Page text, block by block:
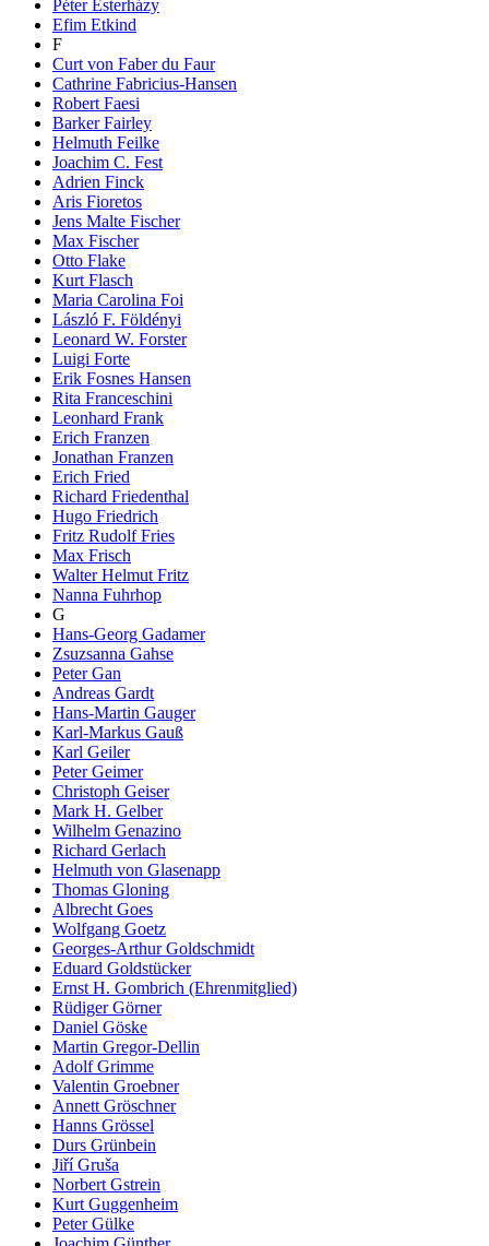
Péter Esterházy
Efim Etkind
F
Curt von Faber du Faur
Cathrine Fabricius-Hansen
Robert Faesi
Barker Fairley
Helmuth Feilke
Joachim C. Fest
Adrien Finck
Aris Fioretos
Jens Malte Fischer
Max Fischer
Otto Flake
Kurt Flasch
Maria Carolina Foi
László F. Földényi
Leonard W. Forster
Luigi Forte
Erik Fosnes Hansen
Rita Franceschini
Leonhard Frank
Erich Franzen
Jonathan Franzen
Erich Fried
Richard Friedenthal
Hugo Friedrich
Fritz Rudolf Fries
Max Frisch
Walter Helmut Fritz
Nanna Fuhrhop
G
Hans-Georg Gadamer
Zsuzsanna Gahse
Peter Gan
Andreas Gardt
Hans-Martin Gauger
Karl-Markus Gauß
Karl Geiler
Peter Geimer
Christoph Geiser
Mark H. Gelber
Wilhelm Genazino
Richard Gerlach
Helmuth von Glasenapp
Thomas Gloning
Albrecht Goes
Wolfgang Goetz
Georges-Arthur Goldschmidt
Eduard Goldstücker
Ernst H. Gombrich (Ehrenmitglied)
Rüdiger Görner
Daniel Göske
Martin Gregor-Dellin
Adolf Grimme
Valentin Groebner
Annett Gröschner
Hanns Grössel
Durs Grünbein
Jiří Gruša
Norbert Gstrein
Kurt Guggenheim
Peter Gülke